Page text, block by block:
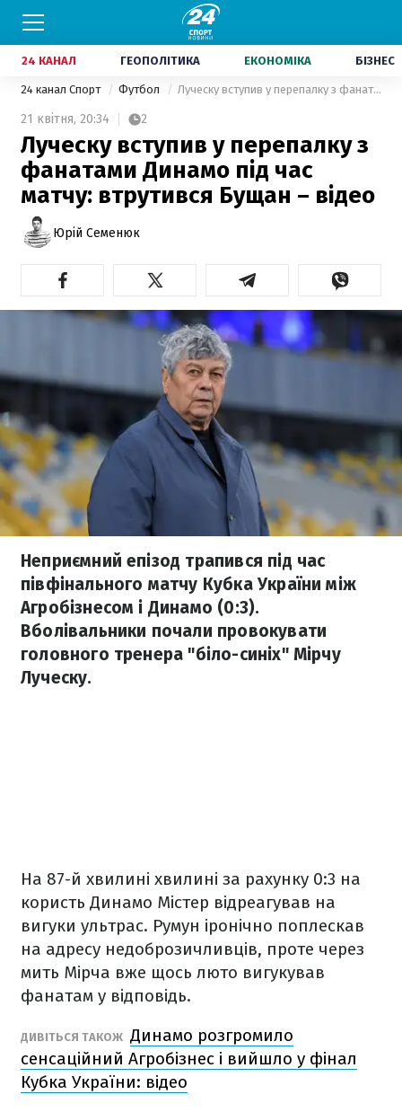
24 КАНАЛ ГЕОПОЛІТИКА ЕКОНОМІКА БІЗНЕС
24 канал Спорт Футбол Луческу вступив у перепалку з фанатами Динамо під час матчу: втрутився Бущан – відео
21 квітня, 20:34 2
Луческу вступив у перепалку з
фанатами Динамо під час
матчу: втрутився Бущан – відео
Юрій Семенюк
Неприємний епізод трапився під час
півфінального матчу Кубка України між
Агробізнесом і Динамо (0:3).
Вболівальники почали провокувати
головного тренера "біло-синіх" Мірчу
Луческу.
На 87-й хвилині хвилині за рахунку 0:3 на
користь Динамо Містер відреагував на
вигуки ультрас. Румун іронічно поплескав
на адресу недоброзичливців, проте через
мить Мірча вже щось люто вигукував
фанатам у відповідь.
ДИВІТЬСЯ ТАКОЖ Динамо розгромило
сенсаційний Агробізнес і вийшло у фінал
Кубка України: відео